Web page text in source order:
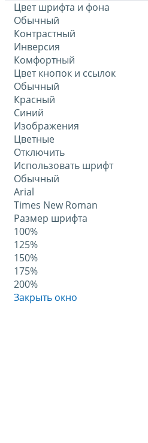
Цвет шрифта и фона
Обычный
Контрастный
Инверсия
Комфортный
Цвет кнопок и ссылок
Обычный
Красный
Синий
Изображения
Цветные
Отключить
Использовать шрифт
Обычный
Arial
Times New Roman
Размер шрифта
100%
125%
150%
175%
200%
Закрыть окно